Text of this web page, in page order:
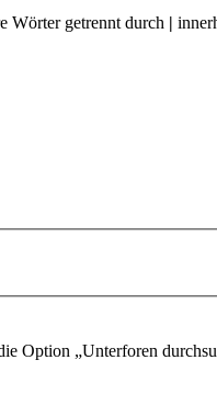
Wörter getrennt durch |
Option „Unterforen